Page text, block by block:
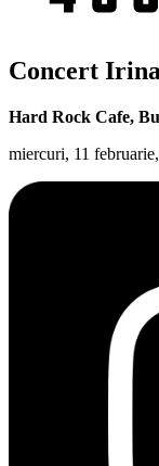
Concert
Hard Rock Cafe,
miercuri, 11